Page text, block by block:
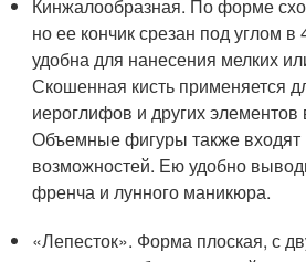
Кинжалообразная. По форме
но ее кончик срезан под углом
удобна для нанесения мелких
Скошенная кисть применяется
иероглифов и других
Объемные фигуры также входят
возможностей. Ею удобно
френча и лунного маникюра.
«Лепесток». Форма плоская, с